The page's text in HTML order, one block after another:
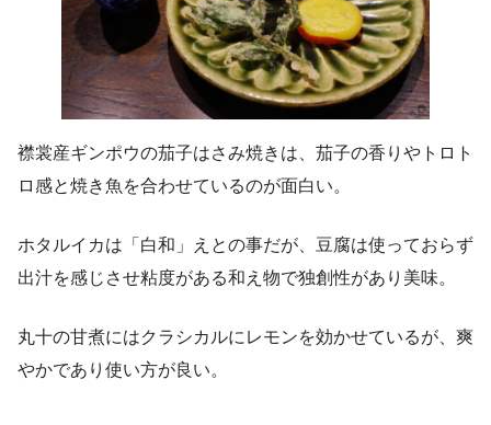
襟裳産ギンポウの茄子はさみ焼きは、茄子の香りやトロト
ロ感と焼き魚を合わせているのが面白い。
ホタルイカは「白和」えとの事だが、豆腐は使っておらず
出汁を感じさせ粘度がある和え物で独創性があり美味。
丸十の甘煮にはクラシカルにレモンを効かせているが、爽
やかであり使い方が良い。